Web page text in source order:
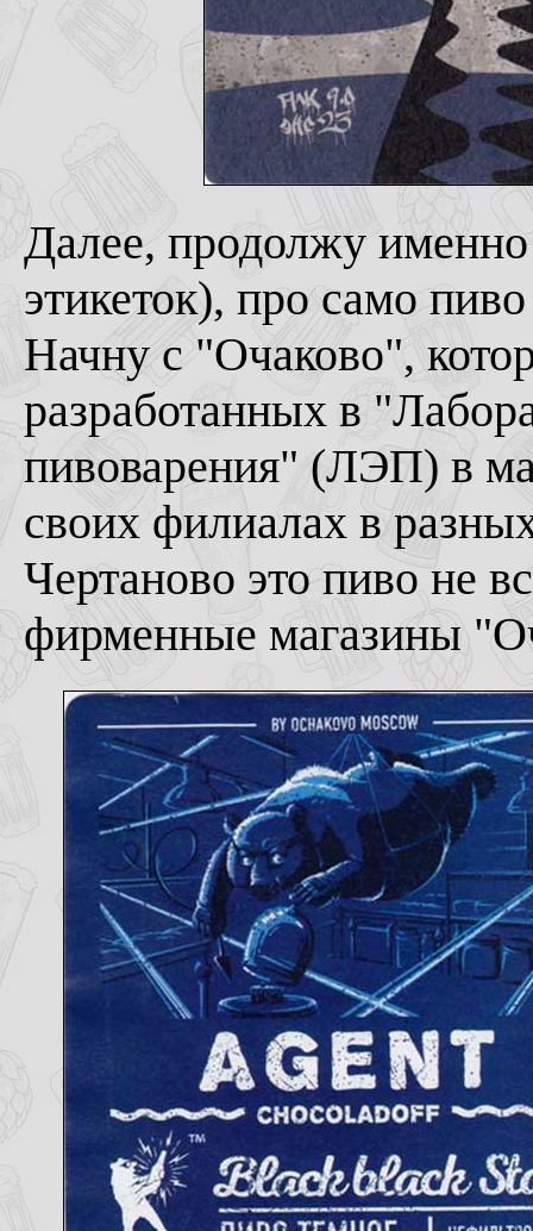
Далее, продолжу
этикеток), про само
Начну с "Очаково",
разработанных в
пивоварения" (ЛЭП) в
своих филиалах в
Чертаново это пиво не
фирменные магазины